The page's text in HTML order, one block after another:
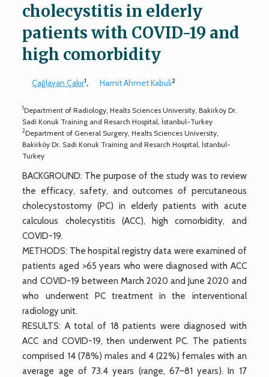
cholecystitis in elderly
patients with COVID-19 and
high comorbidity
Çağlayan Çakır1, Hamit Ahmet Kabuli2
1Department of Radiology, Healts Sciences University, Bakirköy Dr.
Sadi Konuk Training and Resarch Hospital, İstanbul-Turkey
2Department of General Surgery, Healts Sciences University,
Bakirköy Dr. Sadi Konuk Training and Resarch Hospital, İstanbul-
Turkey
BACKGROUND: The purpose of the study was to review
the efficacy, safety, and outcomes of percutaneous
cholecystostomy (PC) in elderly patients with acute
calculous cholecystitis (ACC), high comorbidity, and
COVID-19.
METHODS: The hospital registry data were examined of
patients aged >65 years who were diagnosed with ACC
and COVID-19 between March 2020 and June 2020 and
who underwent PC treatment in the interventional
radiology unit.
RESULTS: A total of 18 patients were diagnosed with
ACC and COVID-19, then underwent PC. The patients
comprised 14 (78%) males and 4 (22%) females with an
average age of 73.4 years (range, 67–81 years). In 17